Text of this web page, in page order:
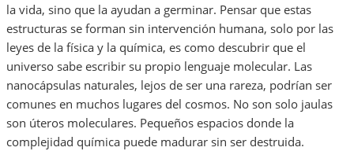
la vida, sino que la ayudan a germinar. Pensar que estas
estructuras se forman sin intervención humana, solo por las
leyes de la física y la química, es como descubrir que el
universo sabe escribir su propio lenguaje molecular. Las
nanocápsulas naturales, lejos de ser una rareza, podrían ser
comunes en muchos lugares del cosmos. No son solo jaulas
son úteros moleculares. Pequeños espacios donde la
complejidad química puede madurar sin ser destruida.